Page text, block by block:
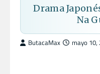
Drama
Na
ButacaMax mayo 10,